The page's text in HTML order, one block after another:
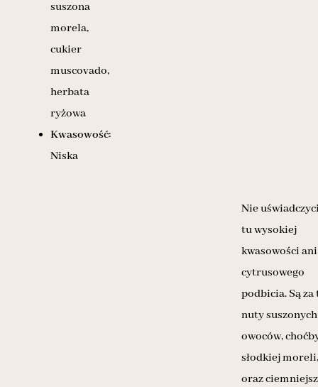
suszona
morela,
cukier
muscovado,
herbata
ryżowa
Kwasowość:
Niska
Nie
tu wysokiej
kwasowości ani
cytrusowego
podbicia. Są za
nuty suszonych
owoców,
słodkiej moreli,
oraz